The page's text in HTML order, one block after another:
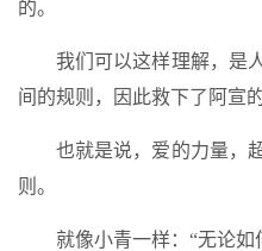
的。
我们可以这样理解，是
间的规则，因此救下了阿宣的
也就是说，爱的力量，
则。
就像小青一样：“无论